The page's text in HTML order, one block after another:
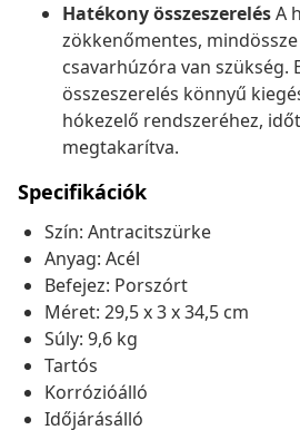
Hatékony összeszerelésA
zökkenőmentes,
csavarhúzóra van szükség.
összeszerelés könnyű
hókezelő rendszeréhez,
megtakarítva.
Specifikációk
Szín: Antracitszürke
Anyag: Acél
Befejez: Porszórt
Méret: 29,5 x 3 x 34,5 cm
Súly: 9,6 kg
Tartós
Korrózióálló
Időjárásálló